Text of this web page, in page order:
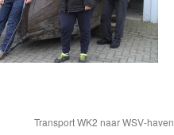
Transport WK2 naar WSV-haven